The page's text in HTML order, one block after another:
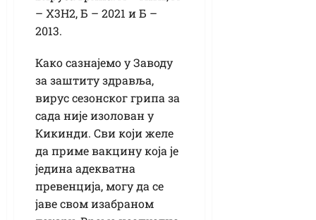
– Х3Н2, Б – 2021 и Б –
2013.
Како сазнајемо у Заводу
за заштиту здравља,
вирус сезонског грипа за
сада није изолован у
Кикинди. Сви који желе
да приме вакцину која је
једина адекватна
превенција, могу да се
јаве свом изабраном